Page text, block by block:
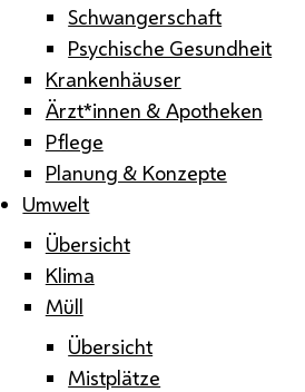
Schwangerschaft
Psychische Gesundheit
Krankenhäuser
Ärzt*innen & Apotheken
Pflege
Planung & Konzepte
Umwelt
Übersicht
Klima
Müll
Übersicht
Mistplätze